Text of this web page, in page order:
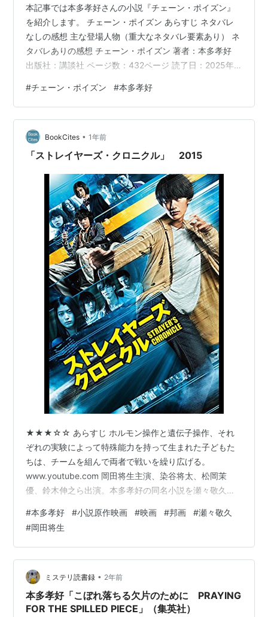
本記事では本多孝好さんの小説『チェーン・ポイズン』
を紹介します。 チェーン・ポイズン あらすじ ネタバレ
なしの感想 主な登場人物（重大なネタバレ要素あり） ネ
タバレありの感想 チェーン・ポイズン 著者：本多孝好
出版社：講談社 ページ数：432ページ 読了日：2025年9
ポイズン』。 講談社創業百周年記念書き下ろし作品。 な
お単行本が発売されたのは2008年。 あらすじ 「本当に
死ぬ気なら、一年待ちませんか？」、 一年我慢すれば、
楽に死ねる手段を差し上げると言われた女性は、 十三年
もぐずぐずと居続けた会社をあっさりと辞めてしまう。
#チェーン・ポイズン #本多孝好
BookCites • 1年前
「ストレイヤーズ・クロニクル」 2015
★★★☆☆ あらすじ ホルモン操作と遺伝子操作、それ
ぞれの実験によって特殊能力を持って生まれた子どもた
ちは、チームを組んで両者で戦いを繰り広げる。
www.youtube.com 岡田将生主演、染谷将太、松岡茉
優、鈴木伸之ら出演。本多孝好の同名小説を瀬々敬久監
予知能力を持って生まれた青年が主人公だ。同じように
特殊能力を持つ仲間とともに政府の裏の仕事をしてい
る。彼らの前に別の実験、遺伝子操作によって特殊能力
を持って生まれた集団が現れ、両者による戦いが始ま
る。 序盤はそんな彼らの特殊能力を使った戦いぶりが描
かれる。それぞれがどんな能力を持って…
#本多孝好 #小説原作映画 #映画 #邦画 #瀬々敬久
#岡田将生
ミステリ読書録 • 2年前
本多孝好「こぼれ落ちる欠片のために PRAYING
FOR THE SPILLED PIECE」（集英社）